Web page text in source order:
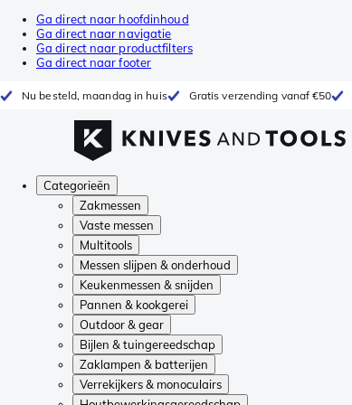
Ga direct naar hoofdinhoud
Ga direct naar navigatie
Ga direct naar productfilters
Ga direct naar footer
Nu besteld, maandag in huis Gratis verzending vanaf €50
Categorieën
Zakmessen
Vaste messen
Multitools
Messen slijpen & onderhoud
Keukenmessen & snijden
Pannen & kookgerei
Outdoor & gear
Bijlen & tuingereedschap
Zaklampen & batterijen
Verrekijkers & monoculairs